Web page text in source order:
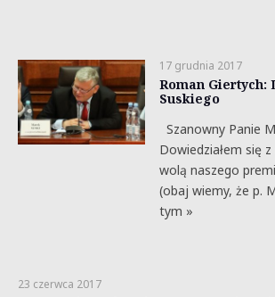
17 grudnia 2017
Roman Giertych:
Suskiego
Szanowny Panie
Dowiedziałem się
wolą naszego
(obaj wiemy, że p.
tym »
23 czerwca 2017